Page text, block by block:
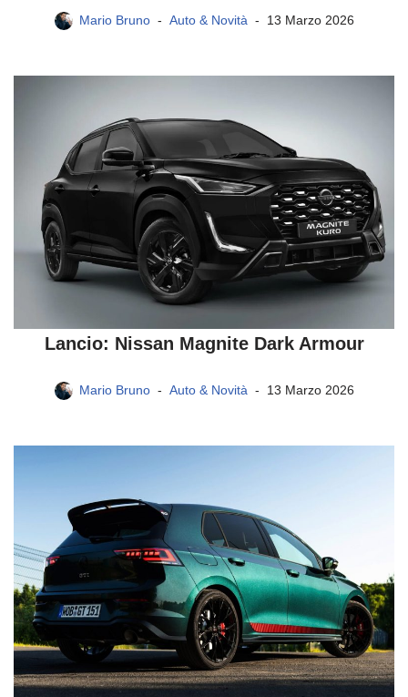
Mario Bruno Auto & Novità 13 Marzo 2026
Lancio: Nissan Magnite Dark Armour
Mario Bruno Auto & Novità 13 Marzo 2026